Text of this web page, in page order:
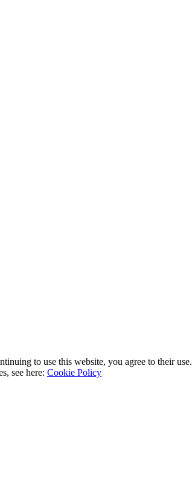
to use this website, you agree to their use.
see here: Cookie Policy